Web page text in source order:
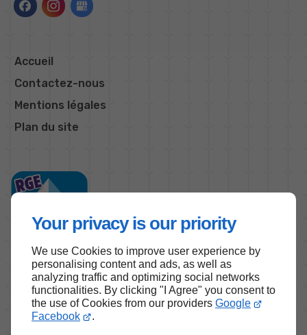
Your privacy is our priority
We use Cookies to improve user experience by
personalising content and ads, as well as
analyzing traffic and optimizing social networks
functionalities. By clicking "I Agree" you consent to
the use of Cookies from our providers Google
Facebook
.
Accueil
Contactez-nous
Mentions légales
Plan du site
Haut de page